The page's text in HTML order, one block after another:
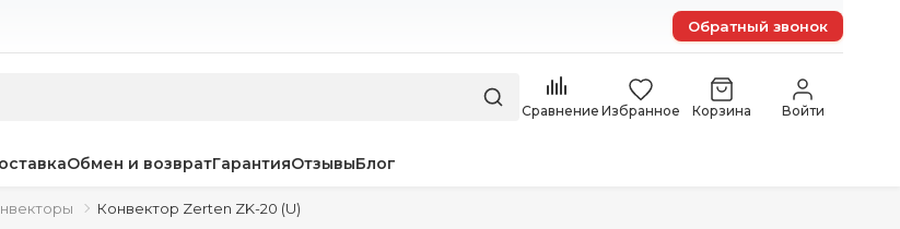
Обратный звонок
Сравнение Избранное Корзина Войти
Обмен и возвратГарантияОтзывыБлог
Конвектор Zerten ZK-20 (U)